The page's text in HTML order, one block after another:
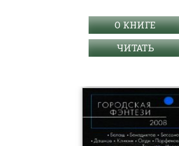
О КНИГЕ
ЧИТАТЬ